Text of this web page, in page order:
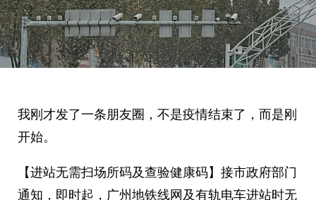
我刚才发了一条朋友圈，不是疫情结束了，而是刚
开始。
【进站无需扫场所码及查验健康码】接市政府部门
通知，即时起，广州地铁线网及有轨电车进站时无